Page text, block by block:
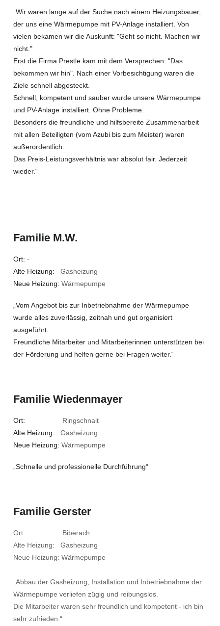
„Wir waren lange auf der Suche nach einem Heizungsbauer,
der uns eine Wärmepumpe mit PV-Anlage installiert. Von
vielen bekamen wir die Auskunft: "Geht so nicht. Machen wir
nicht."
Erst die Firma Prestle kam mit dem Versprechen: "Das
bekommen wir hin". Nach einer Vorbesichtigung waren die
Ziele schnell abgesteckt.
Schnell, kompetent und sauber wurde unsere Wärmepumpe
und PV-Anlage installiert. Ohne Probleme.
Besonders die freundliche und hilfsbereite Zusammenarbeit
mit allen Beteiligten (vom Azubi bis zum Meister) waren
außerordentlich.
Das Preis-Leistungsverhältnis war absolut fair. Jederzeit
wieder.“
Familie M.W.
Ort: -
Alte Heizung: Gasheizung
Neue Heizung: Wärmepumpe
„Vom Angebot bis zur Inbetriebnahme der Wärmepumpe
wurde alles zuverlässig, zeitnah und gut organisiert
ausgeführt.
Freundliche Mitarbeiter und Mitarbeiterinnen unterstützen bei
der Förderung und helfen gerne bei Fragen weiter.“
Familie Wiedenmayer
Ort: Ringschnait
Alte Heizung: Gasheizung
Neue Heizung: Wärmepumpe
„Schnelle und professionelle Durchführung“
Familie Gerster
Ort: Biberach
Alte Heizung: Gasheizung
Neue Heizung: Wärmepumpe
„Abbau der Gasheizung, Installation und Inbetriebnahme der
Wärmepumpe verliefen zügig und reibungslos.
Die Mitarbeiter waren sehr freundlich und kompetent - ich bin
sehr zufrieden.“